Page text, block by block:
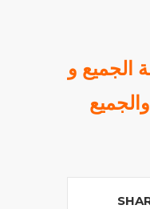
الجميع و